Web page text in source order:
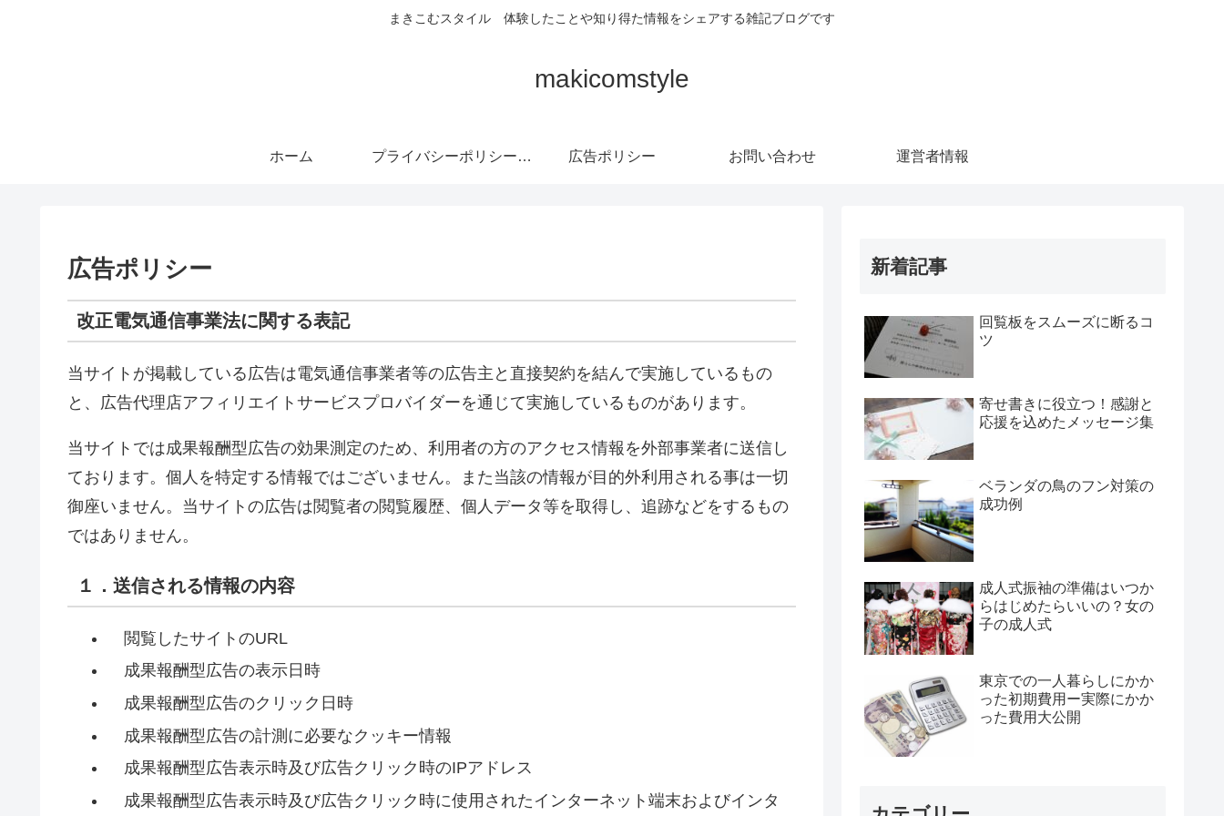
まきこむスタイル 体験したことや知り得た情報をシェアする雑記ブログです
makicomstyle
ホーム プライバシーポリシー・免責事項 広告ポリシー お問い合わせ 運営者情報
広告ポリシー
改正電気通信事業法に関する表記
当サイトが掲載している広告は電気通信事業者等の広告主と直接契約を結んで実施しているもの
と、広告代理店アフィリエイトサービスプロバイダーを通じて実施しているものがあります。
当サイトでは成果報酬型広告の効果測定のため、利用者の方のアクセス情報を外部事業者に送信し
ております。個人を特定する情報ではございません。また当該の情報が目的外利用される事は一切
御座いません。当サイトの広告は閲覧者の閲覧履歴、個人データ等を取得し、追跡などをするもの
ではありません。
１．送信される情報の内容
閲覧したサイトのURL
成果報酬型広告の表示日時
成果報酬型広告のクリック日時
成果報酬型広告の計測に必要なクッキー情報
成果報酬型広告表示時及び広告クリック時のIPアドレス
成果報酬型広告表示時及び広告クリック時に使用されたインターネット端末およびインタ
新着記事
回覧板をスムーズに断るコ
ツ
寄せ書きに役立つ！感謝と
応援を込めたメッセージ集
ベランダの鳥のフン対策の
成功例
成人式振袖の準備はいつか
らはじめたらいいの？女の
子の成人式
東京での一人暮らしにかか
った初期費用ー実際にかか
った費用大公開